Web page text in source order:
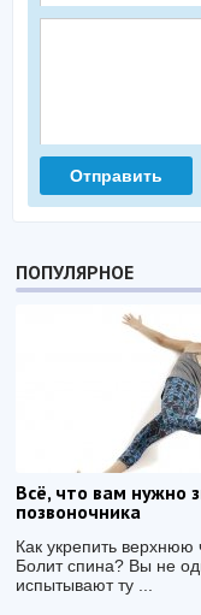
ПОПУЛЯРНОЕ
Всё, что вам нужно
позвоночника
Как укрепить верхнюю
Болит спина? Вы не
испытывают ту ...